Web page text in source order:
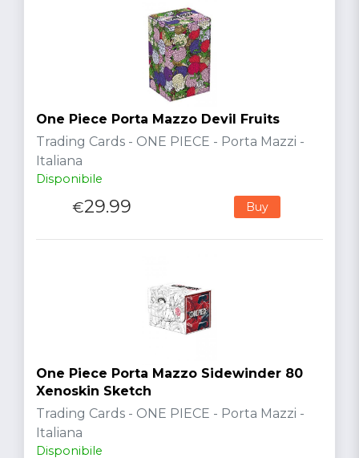
One Piece Porta Mazzo Devil Fruits
Trading Cards - ONE PIECE - Porta Mazzi -
Italiana
Disponibile
€29.99 Buy
One Piece Porta Mazzo Sidewinder 80
Xenoskin Sketch
Trading Cards - ONE PIECE - Porta Mazzi -
Italiana
Disponibile